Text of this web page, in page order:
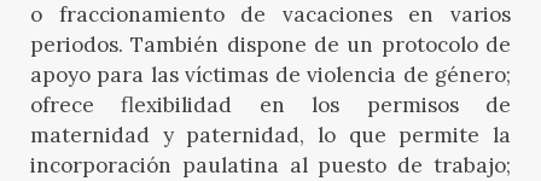
o fraccionamiento de vacaciones en varios
periodos. También dispone de un protocolo de
apoyo para las víctimas de violencia de género;
ofrece flexibilidad en los permisos de
maternidad y paternidad, lo que permite la
incorporación paulatina al puesto de trabajo;